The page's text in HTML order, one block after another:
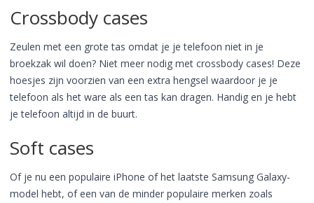
Crossbody cases
Zeulen met een grote tas omdat je je telefoon niet in je
broekzak wil doen? Niet meer nodig met crossbody cases! Deze
hoesjes zijn voorzien van een extra hengsel waardoor je je
telefoon als het ware als een tas kan dragen. Handig en je hebt
je telefoon altijd in de buurt.
Soft cases
Of je nu een populaire iPhone of het laatste Samsung Galaxy-
model hebt, of een van de minder populaire merken zoals